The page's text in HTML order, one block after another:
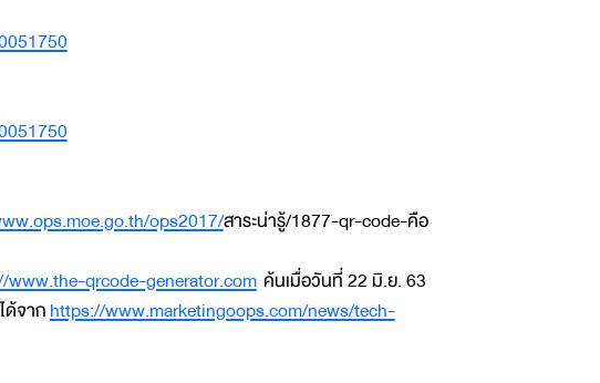
ops2017/สาระน่ารู้/1877-qr-code-คือ
www.the-qrcode-generator.comค้นเมื่อวันที่ 22 มิ.ย. 63
ด้จากhttps://www.marketingoops.com/news/tech-